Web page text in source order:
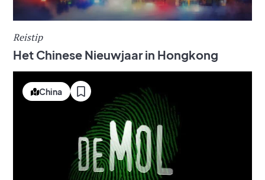
Reistip
Het Chinese Nieuwjaar in Hongkong
China